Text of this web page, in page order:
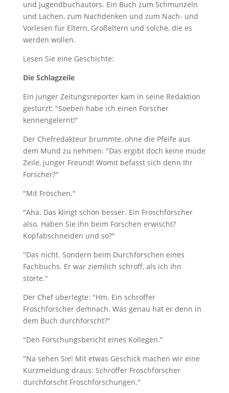
und Jugendbuchautors. Ein Buch zum Schmunzeln
und Lachen, zum Nachdenken und zum Nach- und
Vorlesen für Eltern, Großeltern und solche, die es
werden wollen.
Lesen Sie eine Geschichte:
Die Schlagzeile
Ein junger Zeitungsreporter kam in seine Redaktion
gestürzt: "Soeben habe ich einen Forscher
kennengelernt!"
Der Chefredakteur brummte, ohne die Pfeife aus
dem Mund zu nehmen: "Das ergibt doch keine müde
Zeile, junger Freund! Womit befasst sich denn Ihr
Forscher?"
"Mit Fröschen."
"Aha. Das klingt schon besser. Ein Froschforscher
also. Haben Sie ihn beim Forschen erwischt?
Kopfabschneiden und so?"
"Das nicht. Sondern beim Durchforschen eines
Fachbuchs. Er war ziemlich schroff, als ich ihn
störte."
Der Chef überlegte: "Hm. Ein schroffer
Froschforscher demnach. Was genau hat er denn in
dem Buch durchforscht?"
"Den Forschungsbericht eines Kollegen."
"Na sehen Sie! Mit etwas Geschick machen wir eine
Kurzmeldung draus: Schroffer Froschforscher
durchforscht Froschforschungen."